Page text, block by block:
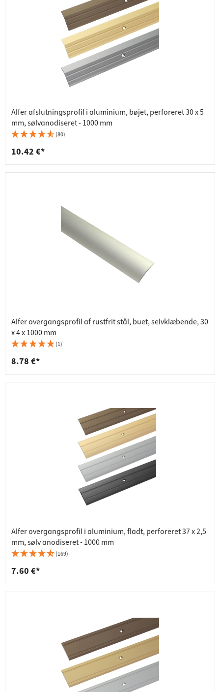
Alfer afslutningsprofil i aluminium, bøjet, perforeret 30 x 5
mm, sølvanodiseret - 1000 mm
(80)
10.42 €*
Alfer overgangsprofil af rustfrit stål, buet, selvklæbende, 30
x 4 x 1000 mm
(1)
8.78 €*
Alfer overgangsprofil i aluminium, fladt, perforeret 37 x 2,5
mm, sølv anodiseret - 1000 mm
(169)
7.60 €*